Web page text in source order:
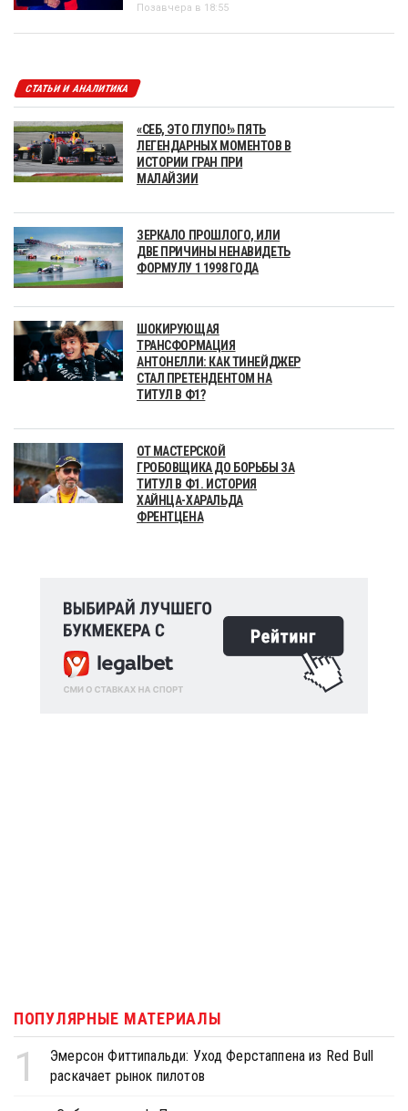
Позавчера в 18:55
СТАТЬИ И АНАЛИТИКА
«СЕБ, ЭТО ГЛУПО!» ПЯТЬ
ЛЕГЕНДАРНЫХ МОМЕНТОВ В
ИСТОРИИ ГРАН ПРИ
МАЛАЙЗИИ
ЗЕРКАЛО ПРОШЛОГО, ИЛИ
ДВЕ ПРИЧИНЫ НЕНАВИДЕТЬ
ФОРМУЛУ 1 1998 ГОДА
ШОКИРУЮЩАЯ
ТРАНСФОРМАЦИЯ
АНТОНЕЛЛИ: КАК ТИНЕЙДЖЕР
СТАЛ ПРЕТЕНДЕНТОМ НА
ТИТУЛ В Ф1?
ОТ МАСТЕРСКОЙ
ГРОБОВЩИКА ДО БОРЬБЫ ЗА
ТИТУЛ В Ф1. ИСТОРИЯ
ХАЙНЦА-ХАРАЛЬДА
ФРЕНТЦЕНА
ПОПУЛЯРНЫЕ МАТЕРИАЛЫ
1
Эмерсон Фиттипальди: Уход Ферстаппена из Red Bull
раскачает рынок пилотов